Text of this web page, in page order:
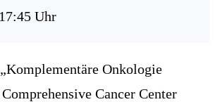
Uhr
Onkologie
Cancer Center